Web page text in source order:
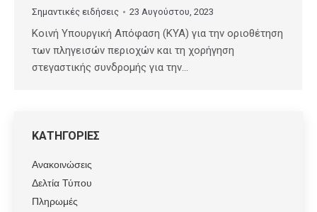
Σημαντικές ειδήσεις 23 Αυγούστου, 2023
Κοινή Υπουργική Απόφαση (ΚΥΑ) για την οριοθέτηση
των πληγεισών περιοχών και τη χορήγηση
στεγαστικής συνδρομής για την…
ΚΑΤΗΓΟΡΙΕΣ
Ανακοινώσεις
Δελτία Τύπου
Πληρωμές